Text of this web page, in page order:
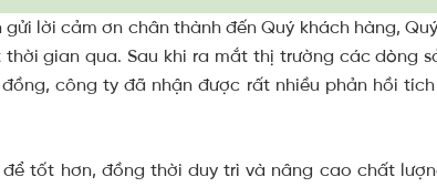
gửi lời cảm ơn chân thành đến Quý khách hàng,
gian qua. Sau khi ra mắt thị trường các dòng
công ty đã nhận được rất nhiều phản hồi
tốt hơn, đồng thời duy trì và nâng cao chất